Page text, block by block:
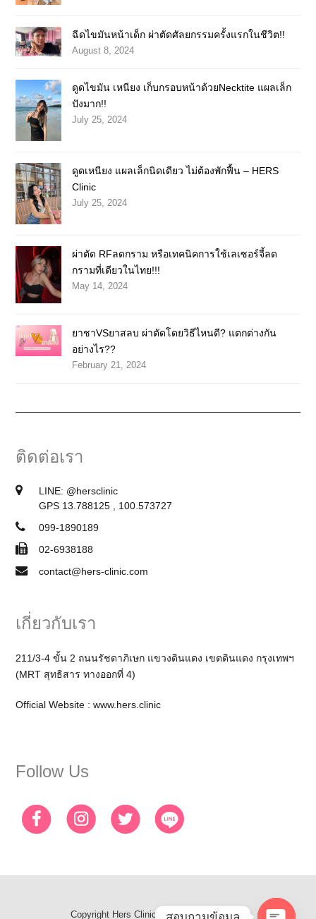
ฉีดไขมันหน้าเด็ก ผ่าตัดศัลยกรรมครั้งแรกในชีวิต!!
August 8, 2024
ดูดไขมัน เหนียง เก็บกรอบหน้าด้วยNecktite แผลเล็ก
ปังมาก!!
July 25, 2024
ดูดเหนียง แผลเล็กนิดเดียว ไม่ต้องพักฟื้น – HERS
Clinic
July 25, 2024
ผ่าตัด RFลดกราม หรือเทคนิคการใช้เลเซอร์จี้ลด
กรามที่เดียวในไทย!!!
May 14, 2024
ยาชาVSยาสลบ ผ่าตัดโดยวิธีไหนดี? แตกต่างกัน
อย่างไร??
February 21, 2024
ติดต่อเรา
LINE: @hersclinic
GPS 13.788125 , 100.573727
099-1890189
02-6938188
contact@hers-clinic.com
เกี่ยวกับเรา
211/3-4 ขั้น 2 ถนนรัชดาภิเษก แขวงดินแดง เขตดินแดง กรุงเทพฯ
(MRT สุทธิสาร ทางออกที่ 4)
Official Website :www.hers.clinic
Follow Us
Copyright Hers Clinic - All Rights Reserved